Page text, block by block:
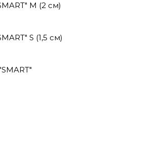
M (2 см)
S (1,5 см)